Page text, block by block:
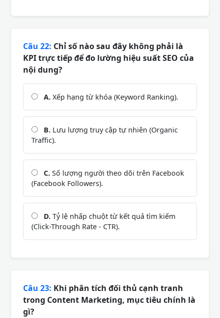
Câu 22: Chỉ số nào sau đây không phải là
KPI trực tiếp để đo lường hiệu suất SEO của
nội dung?
A. Xếp hạng từ khóa (Keyword Ranking).
B. Lưu lượng truy cập tự nhiên (Organic
Traffic).
C. Số lượng người theo dõi trên Facebook
(Facebook Followers).
D. Tỷ lệ nhấp chuột từ kết quả tìm kiếm
(Click-Through Rate - CTR).
Câu 23: Khi phân tích đối thủ cạnh tranh
trong Content Marketing, mục tiêu chính là
gì?